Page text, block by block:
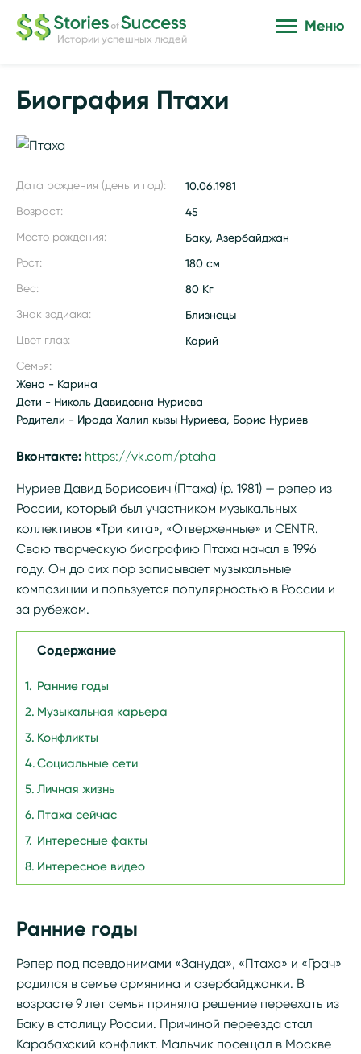
Истории успешных людей
Меню
Биография Птахи
Дата рождения (день и год): 10.06.1981
Возраст: 45
Место рождения: Баку, Азербайджан
Рост: 180 см
Вес: 80 Кг
Знак зодиака: Близнецы
Цвет глаз: Карий
Семья:
Жена - Карина
Дети - Николь Давидовна Нуриева
Родители - Ирада Халил кызы Нуриева, Борис Нуриев
Вконтакте: https://vk.com/ptaha
Нуриев Давид Борисович (Птаха) (р. 1981) — рэпер из
России, который был участником музыкальных
коллективов «Три кита», «Отверженные» и CENTR.
Свою творческую биографию Птаха начал в 1996
году. Он до сих пор записывает музыкальные
композиции и пользуется популярностью в России и
за рубежом.
Содержание
Ранние годы
Музыкальная карьера
Конфликты
Социальные сети
Личная жизнь
Птаха сейчас
Интересные факты
Интересное видео
Ранние годы
Рэпер под псевдонимами «Зануда», «Птаха» и «Грач»
родился в семье армянина и азербайджанки. В
возрасте 9 лет семья приняла решение переехать из
Баку в столицу России. Причиной переезда стал
Карабахский конфликт. Мальчик посещал в Москве